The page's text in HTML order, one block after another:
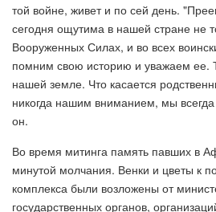
той войне, живет и по сей день.
сегодня ощутима в нашей стране не
Вооруженных Силах, и во всех
помним свою историю и уважаем ее.
нашей земле. Что касается
никогда нашим вниманием, мы
он.
Во время митинга память павших в
минутой молчания. Венки и цветы к
комплекса были возложены от
государственных органов,